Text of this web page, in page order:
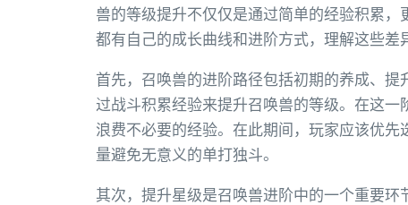
兽的等级提升不仅仅是通过简单的经验积累
都有自己的成长曲线和进阶方式，理解这些差
首先，召唤兽的进阶路径包括初期的养成、
过战斗积累经验来提升召唤兽的等级。在这
浪费不必要的经验。在此期间，玩家应该优
量避免无意义的单打独斗。
其次，提升星级是召唤兽进阶中的一个重要环